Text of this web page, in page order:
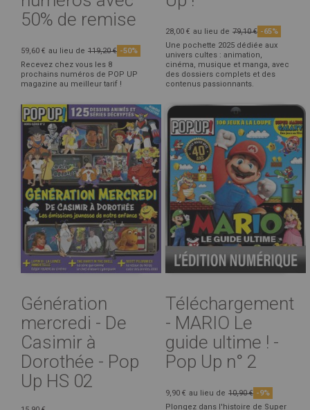
50% de remise
59,60 € au lieu de 119,20 € -50%
Recevez chez vous les 8
prochains numéros de POP UP
magazine au meilleur tarif !
28,00 € au lieu de 79,10 € -65%
Une pochette 2025 dédiée aux
univers cultes : animation,
cinéma, musique et manga, avec
des dossiers complets et des
contenus passionnants.
Génération
mercredi - De
Casimir à
Dorothée - Pop
Up HS 02
Téléchargement
- MARIO Le
guide ultime ! -
Pop Up n° 2
9,90 € au lieu de 10,90 € -9%
Plongez dans l'histoire de Super